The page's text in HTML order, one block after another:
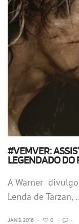
#VEMVER:
LEGENDADO DO
A Warner
Lenda de Tarzan,
JAN 5, 2016 • 0 • -